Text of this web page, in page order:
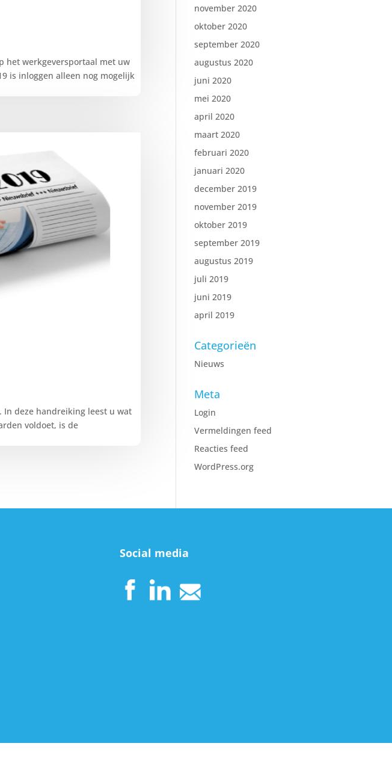
het werkgeversportaal met uw
is inloggen alleen nog mogelijk
deze handreiking leest u wat
voldoet, is de
november 2020
oktober 2020
september 2020
augustus 2020
juni 2020
mei 2020
april 2020
maart 2020
februari 2020
januari 2020
december 2019
november 2019
oktober 2019
september 2019
augustus 2019
juli 2019
juni 2019
april 2019
Categorieën
Nieuws
Meta
Login
Vermeldingen feed
Reacties feed
WordPress.org
Social media